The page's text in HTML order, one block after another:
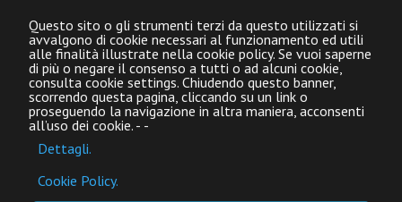
Questo sito o gli strumenti terzi da questo utilizzati si
avvalgono di cookie necessari al funzionamento ed utili
alle finalità illustrate nella cookie policy. Se vuoi saperne
di più o negare il consenso a tutti o ad alcuni cookie,
consulta cookie settings. Chiudendo questo banner,
scorrendo questa pagina, cliccando su un link o
proseguendo la navigazione in altra maniera, acconsenti
all’uso dei cookie. -
Dettagli.
-
Cookie Policy.